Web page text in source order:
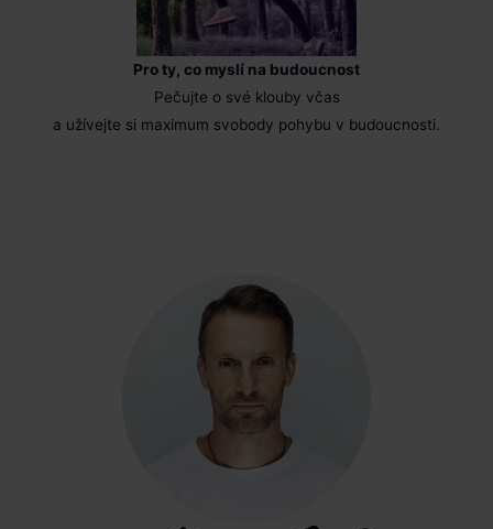
Pro ty, co myslí na budoucnost
Pečujte o své klouby včas
a užívejte si maximum svobody pohybu v budoucnosti.